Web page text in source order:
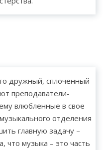
дружный, сплоченный
преподаватели-
влюбленные в свое
отделения
главную задачу –
что музыка – это часть